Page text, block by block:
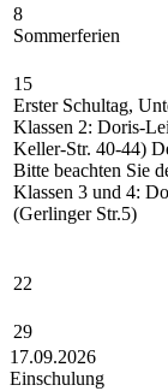
8
Sommerferien
15
Erster Schultag,
Klassen 2: Doris-
Keller-Str. 40-44)
Bitte beachten Sie
Klassen 3 und 4:
(Gerlinger Str.5)
22
29
17.09.2026
Einschulung